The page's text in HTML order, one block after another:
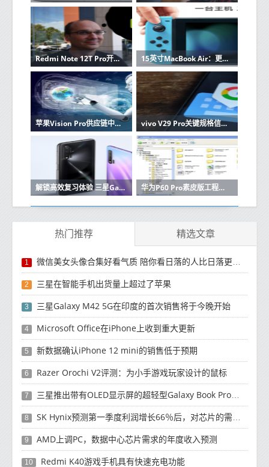
Redmi Note 12T Pro开售 年度LCD屏幕之光 1599元起 15英寸MacBook Air：更大的尺寸赋予它Pro级的生产力
苹果Vision Pro供应链中中国厂商超一半 立讯精密等在内 vivo V29 Pro关键规格信息曝光 或于今年6月份发布
解锁高效复习体验 三星Galaxy Buds2 Pro让期末季凝神静气 华为P60 Pro素皮版工程机曝光 灰黑配色高端感拉满
热门推荐 精选文章
1 微信美女头像合集好看气质 陪你看日落的人比日落更浪漫
2 三星在智能手机出货量上超过了苹果
3 三星Galaxy M42 5G在印度的首次销售将于今晚开始
4 Microsoft Office在iPhone上收到重大更新
5 新数据确认iPhone 12 mini的销售低于预期
6 Razer Orochi V2评测：为小手游戏玩家设计的鼠标
7 三星推出带有OLED显示屏的超轻型Galaxy Book Pro和Galaxy Book Pro 360笔记本电脑
8 SK Hynix预测第一季度利润增长66％后，对芯片的需求将增强
9 AMD上调PC，数据中心芯片需求的年度收入预测
10 Redmi K40游戏手机具有快速充电功能